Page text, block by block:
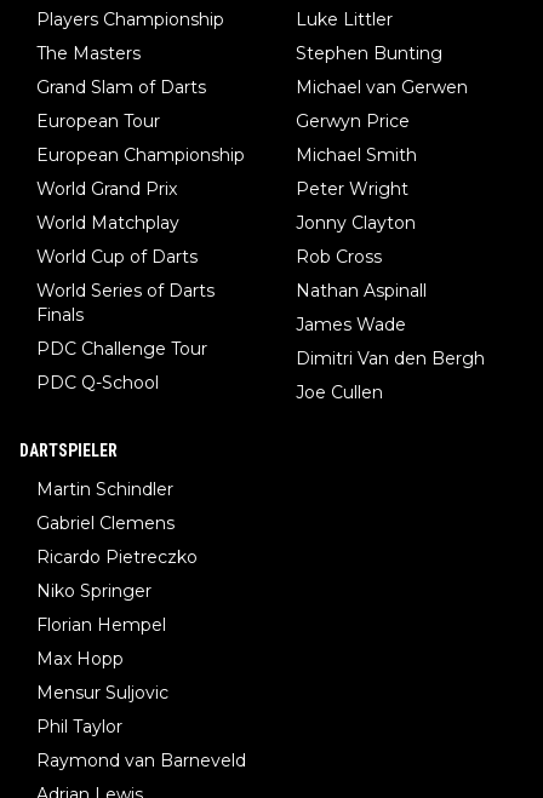
Players Championship
The Masters
Grand Slam of Darts
European Tour
European Championship
World Grand Prix
World Matchplay
World Cup of Darts
World Series of Darts
Finals
PDC Challenge Tour
PDC Q-School
Luke Littler
Stephen Bunting
Michael van Gerwen
Gerwyn Price
Michael Smith
Peter Wright
Jonny Clayton
Rob Cross
Nathan Aspinall
James Wade
Dimitri Van den Bergh
Joe Cullen
DARTSPIELER
Martin Schindler
Gabriel Clemens
Ricardo Pietreczko
Niko Springer
Florian Hempel
Max Hopp
Mensur Suljovic
Phil Taylor
Raymond van Barneveld